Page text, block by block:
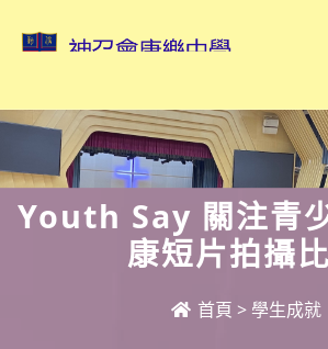
Youth Say 關注青
康短片拍攝
首頁 > 學生成就